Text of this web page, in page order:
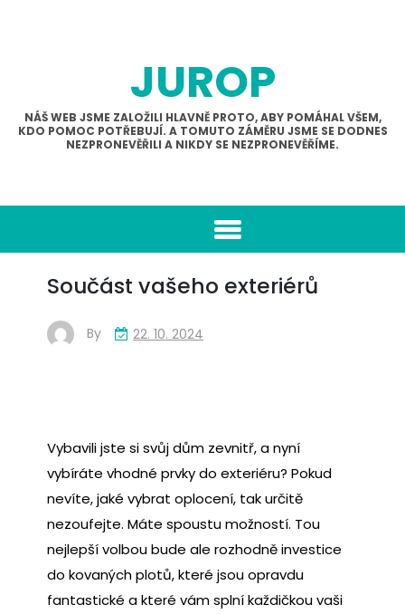
JUROP
NÁŠ WEB JSME ZALOŽILI HLAVNĚ PROTO, ABY POMÁHAL VŠEM,
KDO POMOC POTŘEBUJÍ. A TOMUTO ZÁMĚRU JSME SE DODNES
NEZPRONEVĚŘILI A NIKDY SE NEZPRONEVĚŘÍME.
Součást vašeho exteriérů
By 22. 10. 2024
Vybavili jste si svůj dům zevnitř, a nyní
vybíráte vhodné prvky do exteriéru? Pokud
nevíte, jaké vybrat oplocení, tak určitě
nezoufejte. Máte spoustu možností. Tou
nejlepší volbou bude ale rozhodně investice
do kovaných plotů, které jsou opravdu
fantastické a které vám splní každičkou vaši